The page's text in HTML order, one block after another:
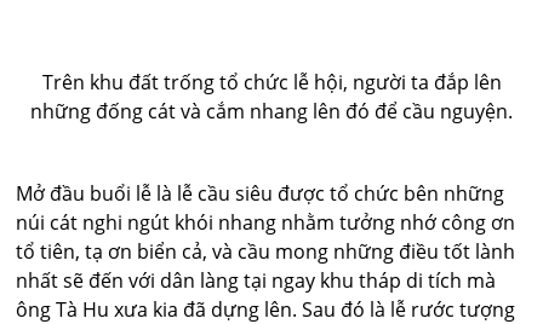
Trên khu đất trống tổ chức lễ hội, người ta đắp lên
những đống cát và cắm nhang lên đó để cầu nguyện.
Mở đầu buổi lễ là lễ cầu siêu được tổ chức bên những
núi cát nghi ngút khói nhang nhằm tưởng nhớ công ơn
tổ tiên, tạ ơn biển cả, và cầu mong những điều tốt lành
nhất sẽ đến với dân làng tại ngay khu tháp di tích mà
ông Tà Hu xưa kia đã dựng lên. Sau đó là lễ rước tượng